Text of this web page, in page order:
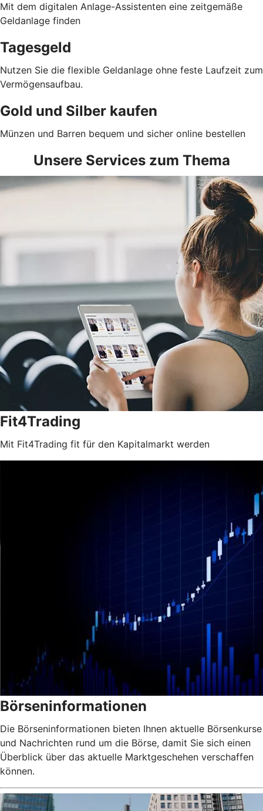
Mit dem digitalen Anlage-Assistenten eine zeitgemäße
Geldanlage finden
Tagesgeld
Nutzen Sie die flexible Geldanlage ohne feste Laufzeit zum
Vermögensaufbau.
Gold und Silber kaufen
Münzen und Barren bequem und sicher online bestellen
Unsere Services zum Thema
Fit4Trading
Mit Fit4Trading fit für den Kapitalmarkt werden
Börseninformationen
Die Börseninformationen bieten Ihnen aktuelle Börsenkurse
und Nachrichten rund um die Börse, damit Sie sich einen
Überblick über das aktuelle Marktgeschehen verschaffen
können.